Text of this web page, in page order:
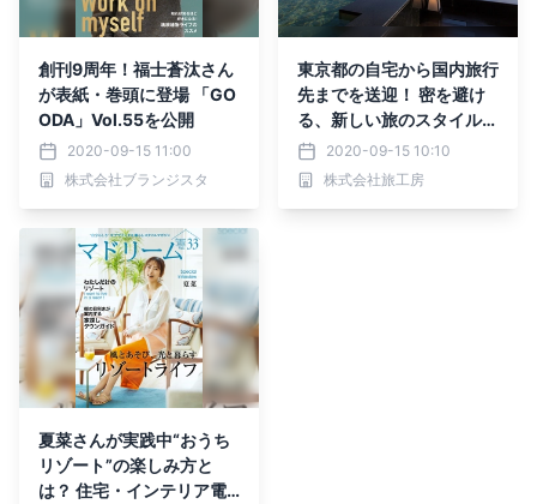
創刊9周年！福士蒼汰さん
が表紙・巻頭に登場 「GO
ODA」Vol.55を公開
2020-09-15 11:00
株式会社ブランジスタ
東京都の自宅から国内旅行
先までを送迎！ 密を避け
る、新しい旅のスタイル
ハイヤー付きツアーを販売
開始
2020-09-15 10:10
株式会社旅工房
夏菜さんが実践中“おうち
リゾート”の楽しみ方と
は？ 住宅・インテリア電